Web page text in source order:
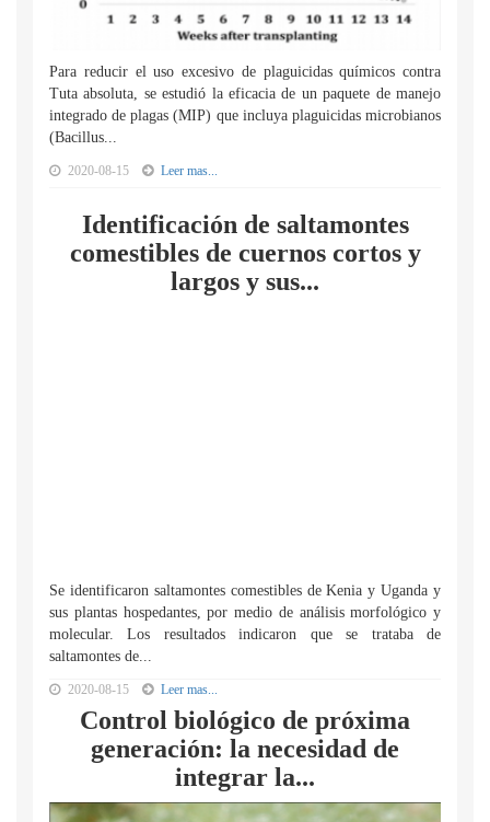
Para reducir el uso excesivo de plaguicidas químicos contra
Tuta absoluta, se estudió la eficacia de un paquete de manejo
integrado de plagas (MIP) que incluya plaguicidas microbianos
(Bacillus...
2020-08-15 Leer mas...
Identificación de saltamontes
comestibles de cuernos cortos y
largos y sus...
Se identificaron saltamontes comestibles de Kenia y Uganda y
sus plantas hospedantes, por medio de análisis morfológico y
molecular. Los resultados indicaron que se trataba de
saltamontes de...
2020-08-15 Leer mas...
Control biológico de próxima
generación: la necesidad de
integrar la...